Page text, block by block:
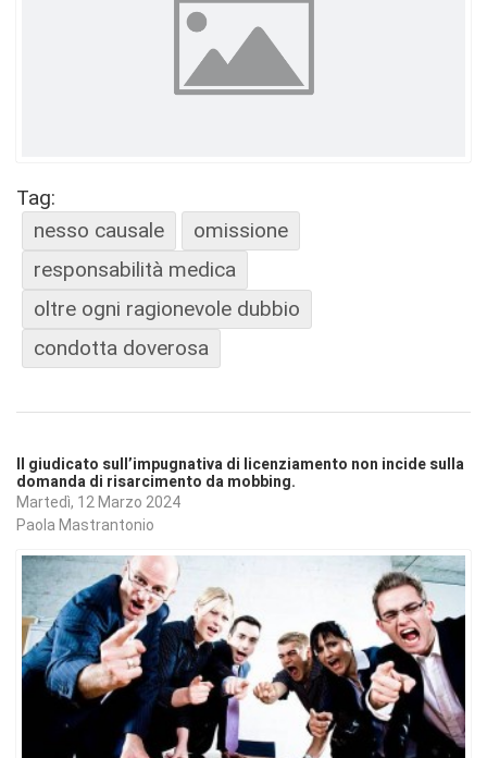
Tag:
nesso causale
omissione
responsabilità medica
oltre ogni ragionevole dubbio
condotta doverosa
Il giudicato sull’impugnativa di licenziamento non incide sulla
domanda di risarcimento da mobbing.
Martedì, 12 Marzo 2024
Paola Mastrantonio